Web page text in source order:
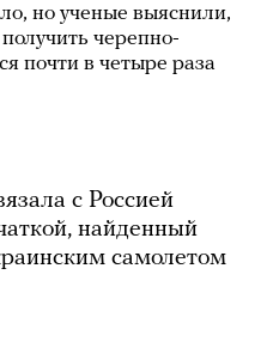
но ученые выяснили,
черепно-
почти в четыре раза
с Россией
найденный
самолетом